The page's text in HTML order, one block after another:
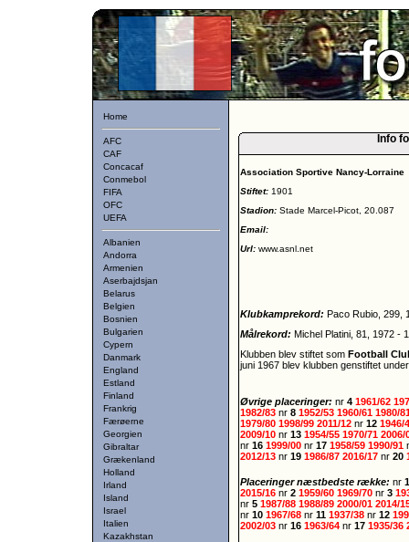
Home
AFC
CAF
Concacaf
Conmebol
FIFA
OFC
UEFA
Albanien
Andorra
Armenien
Aserbajdsjan
Belarus
Belgien
Bosnien
Bulgarien
Cypern
Danmark
England
Estland
Finland
Frankrig
Færøerne
Georgien
Gibraltar
Grækenland
Holland
Irland
Island
Israel
Italien
Kazakhstan
Info
Association Sportive Nancy-Lorraine
Stiftet: 1901
Stadion: Stade Marcel-Picot, 20.087
Email:
Url: www.asnl.net
Klubkamprekord: Paco Rubio, 299,
Målrekord: Michel Platini, 81, 1972 -
Klubben blev stiftet som Football
juni 1967 blev klubben genstiftet
Øvrige placeringer: nr 4 1961/62
1982/83 nr 8 1952/53 1960/61 1980/
1979/80 1998/99 2011/12 nr 12 1946/
2009/10 nr 13 1954/55 1970/71 2006/
nr 16 1999/00 nr 17 1958/59 1990/91
2012/13 nr 19 1986/87 2016/17 nr 20
Placeringer næstbedste række: nr
2015/16 nr 2 1959/60 1969/70 nr 3
nr 5 1987/88 1988/89 2000/01 2014/
nr 10 1967/68 nr 11 1937/38 nr 12
2002/03 nr 16 1963/64 nr 17 1935/36